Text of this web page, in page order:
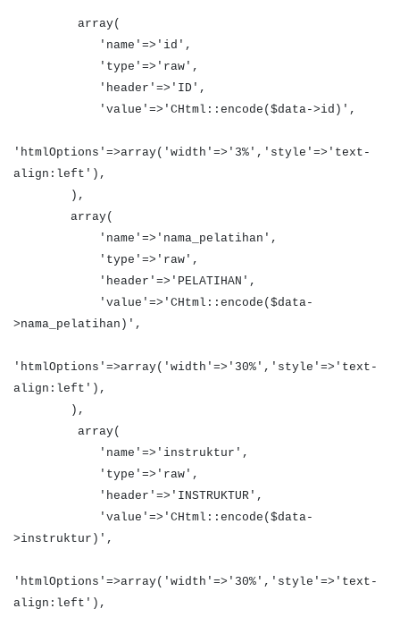
array(
'name'=>'id',
'type'=>'raw',
'header'=>'ID',
'value'=>'CHtml::encode($data->id)',
'htmlOptions'=>array('width'=>'3%','style'=>'text-
align:left'),
),
array(
'name'=>'nama_pelatihan',
'type'=>'raw',
'header'=>'PELATIHAN',
'value'=>'CHtml::encode($data-
>nama_pelatihan)',
'htmlOptions'=>array('width'=>'30%','style'=>'text-
align:left'),
),
array(
'name'=>'instruktur',
'type'=>'raw',
'header'=>'INSTRUKTUR',
'value'=>'CHtml::encode($data-
>instruktur)',
'htmlOptions'=>array('width'=>'30%','style'=>'text-
align:left'),